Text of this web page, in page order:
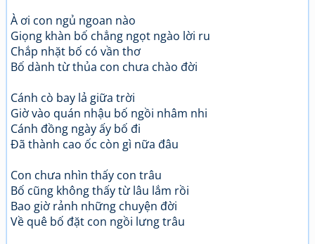
À ơi con ngủ ngoan nào
Giọng khàn bố chẳng ngọt ngào lời ru
Chắp nhặt bố có vần thơ
Bố dành từ thủa con chưa chào đời
Cánh cò bay lả giữa trời
Giờ vào quán nhậu bố ngồi nhâm nhi
Cánh đồng ngày ấy bố đi
Đã thành cao ốc còn gì nữa đâu
Con chưa nhìn thấy con trâu
Bố cũng không thấy từ lâu lắm rồi
Bao giờ rảnh những chuyện đời
Về quê bố đặt con ngồi lưng trâu